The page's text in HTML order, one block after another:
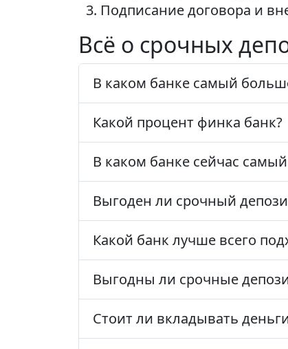
Подписание договора и
Всё о срочных
В каком банке самый
Какой процент финка банк?
В каком банке сейчас
Выгоден ли срочный
Какой банк лучше всего
Выгодны ли срочные
Стоит ли вкладывать